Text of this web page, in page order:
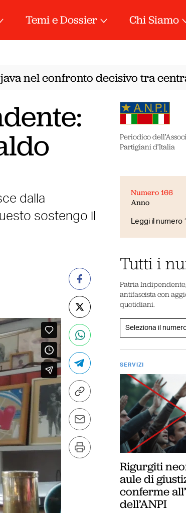
Temi e Dossier Chi Siamo
nel confronto decisivo tra
dalla
sostengo il
Periodico
Partigiani d’Italia
Numero 166
Anno
Leggi il numero
Tutti i
Patria
antifascista con
quotidiani.
SERVIZI
Rigurgiti
aule di
conferme
dell’ANPI